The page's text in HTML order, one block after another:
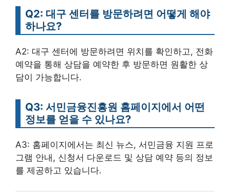
Q2: 대구 센터를 방문하려면 어떻게 해야
하나요?
A2: 대구 센터에 방문하려면 위치를 확인하고, 전화
예약을 통해 상담을 예약한 후 방문하면 원활한 상
담이 가능합니다.
Q3: 서민금융진흥원 홈페이지에서 어떤
정보를 얻을 수 있나요?
A3: 홈페이지에서는 최신 뉴스, 서민금융 지원 프로
그램 안내, 신청서 다운로드 및 상담 예약 등의 정보
를 제공하고 있습니다.